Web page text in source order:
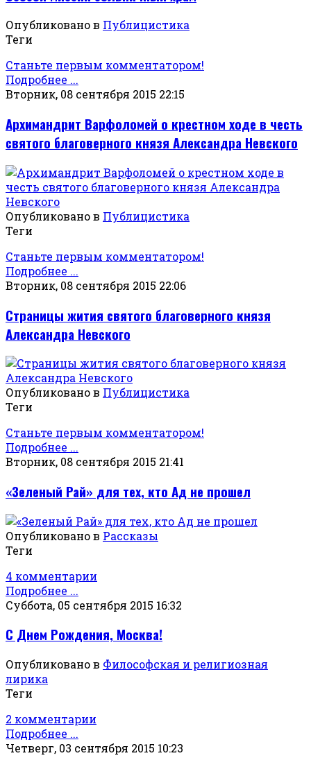
Опубликовано в Публицистика
Теги
Станьте первым комментатором!
Подробнее ...
Вторник, 08 сентября 2015 22:15
Архимандрит Варфоломей о крестном ходе в честь
святого благоверного князя Александра Невского
Опубликовано в Публицистика
Теги
Станьте первым комментатором!
Подробнее ...
Вторник, 08 сентября 2015 22:06
Страницы жития святого благоверного князя
Александра Невского
Опубликовано в Публицистика
Теги
Станьте первым комментатором!
Подробнее ...
Вторник, 08 сентября 2015 21:41
«Зеленый Рай» для тех, кто Ад не прошел
Опубликовано в Рассказы
Теги
4 комментарии
Подробнее ...
Суббота, 05 сентября 2015 16:32
С Днем Рождения, Москва!
Опубликовано в Философская и религиозная
лирика
Теги
2 комментарии
Подробнее ...
Четверг, 03 сентября 2015 10:23